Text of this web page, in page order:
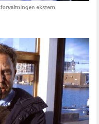
ekstern